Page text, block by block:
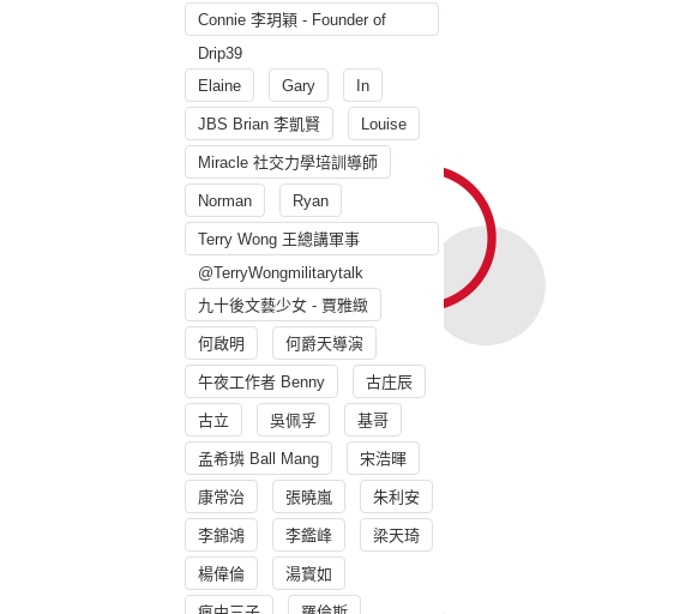
Connie 李玥穎 - Founder of
Drip39
Elaine
Gary In
JBS Brian 李凱賢 Louise
Miracle 社交力學培訓導師
Norman Ryan
Terry Wong 王總講軍事
@TerryWongmilitarytalk
九十後文藝少女 - 賈雅緻
何啟明 何爵天導演
午夜工作者 Benny 古庄辰
古立 吳佩孚 基哥
孟希璘 Ball Mang 宋浩暉
康常治 張曉嵐 朱利安
李錦鴻 李鑑峰 梁天琦
楊偉倫 湯寳如